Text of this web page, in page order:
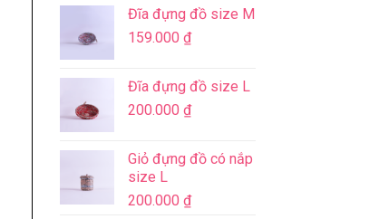
Đĩa đựng đồ size M
159.000 ₫
Đĩa đựng đồ size L
200.000 ₫
Giỏ đựng đồ có nắp
size L
200.000 ₫